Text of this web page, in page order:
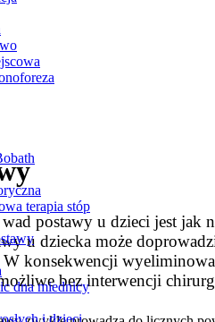
terapia stóp
dna miednicy
i dzieci
postawy u dzieci jest jak
u dziecka może
konsekwencji
bez interwencji